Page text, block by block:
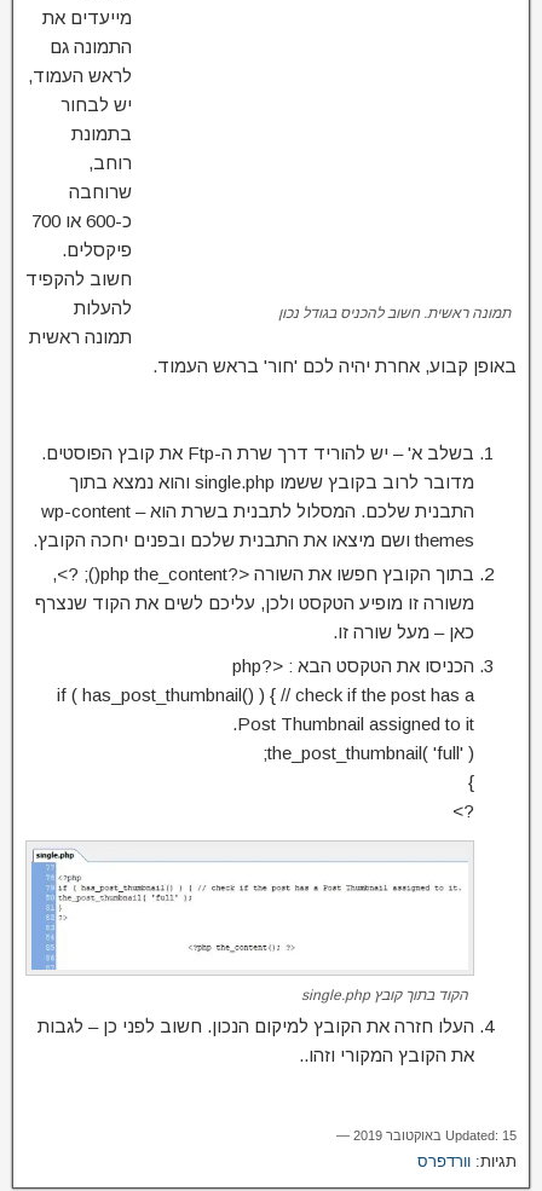
תמונה ראשית. חשוב להכניס בגודל נכון
מייעדים את
התמונה גם
לראש העמוד,
יש לבחור
בתמונת
רוחב,
שרוחבה
כ-600 או 700
פיקסלים.
חשוב להקפיד
להעלות
תמונה ראשית
באופן קבוע, אחרת יהיה לכם 'חור' בראש העמוד.
בשלב א' – יש להוריד דרך שרת ה-Ftp את קובץ הפוסטים.
מדובר לרוב בקובץ ששמו single.php והוא נמצא בתוך
התבנית שלכם. המסלול לתבנית בשרת הוא wp-content –
themes ושם מיצאו את התבנית שלכם ובפנים יחכה הקובץ.
בתוך הקובץ חפשו את השורה <?php the_content(); ?>,
משורה זו מופיע הטקסט ולכן, עליכם לשים את הקוד שנצרף
כאן – מעל שורה זו.
הכניסו את הטקסט הבא : <?php
if ( has_post_thumbnail() ) { // check if the post has a
Post Thumbnail assigned to it.
the_post_thumbnail( 'full' );
}
?>
הקוד בתוך קובץ single.php
העלו חזרה את הקובץ למיקום הנכון. חשוב לפני כן – לגבות
את הקובץ המקורי וזהו..
Updated: 15 באוקטובר 2019 —
תגיות: וורדפרס